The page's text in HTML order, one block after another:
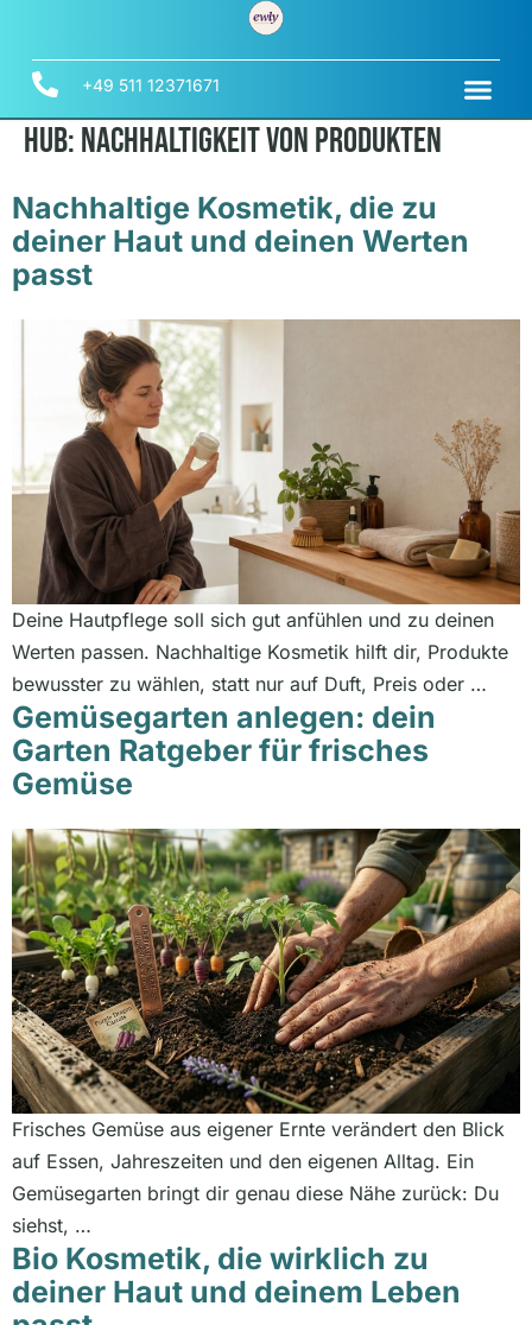
+49 511 12371671
Hub:Nachhaltigkeit Von Produkten
Nachhaltige Kosmetik, die zu
deiner Haut und deinen Werten
passt
Deine Hautpflege soll sich gut anfühlen und zu deinen
Werten passen. Nachhaltige Kosmetik hilft dir, Produkte
bewusster zu wählen, statt nur auf Duft, Preis oder …
Gemüsegarten anlegen: dein
Garten Ratgeber für frisches
Gemüse
Frisches Gemüse aus eigener Ernte verändert den Blick
auf Essen, Jahreszeiten und den eigenen Alltag. Ein
Gemüsegarten bringt dir genau diese Nähe zurück: Du
siehst, …
Bio Kosmetik, die wirklich zu
deiner Haut und deinem Leben